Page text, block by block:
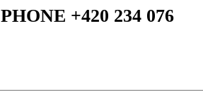
PHONE +420 234 076